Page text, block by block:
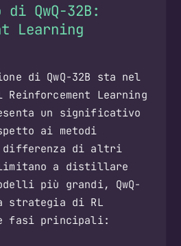
QwQ-32B:
Learning
di QwQ-32B sta nel
Learning
un significativo
ai metodi
di altri
a distillare
più grandi, QwQ-
strategia di RL
fasi principali: